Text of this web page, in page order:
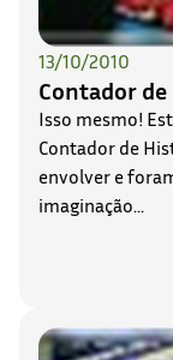
13/10/2010
Contador
Isso mesmo!
Contador de
envolver e
imaginação...